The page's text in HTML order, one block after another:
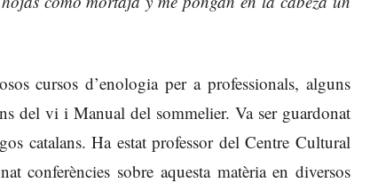
cursos d’enologia per a professionals, alguns
del vi i Manual del sommelier. Va ser guardonat
catalans. Ha estat professor del Centre Cultural
conferències sobre aquesta matèria en diversos